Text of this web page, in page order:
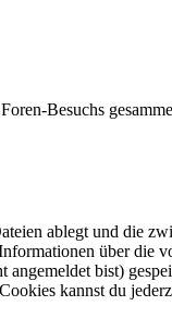
Besuchs
ablegt und die
über die
bist)
kannst du